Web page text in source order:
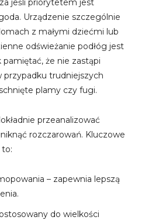
jeśli priorytetem jest
Urządzenie szczególnie
z małymi dziećmi lub
odświeżanie podłóg jest
że nie zastąpi
przypadku trudniejszych
plamy czy fugi.
przeanalizować
rozczarowań. Kluczowe
– zapewnia lepszą
do wielkości